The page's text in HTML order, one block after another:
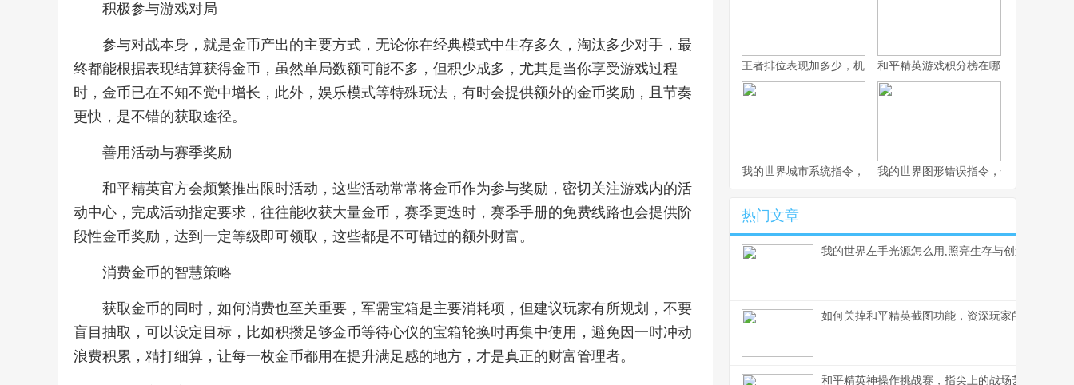
积极参与游戏对局
参与对战本身，就是金币产出的主要方式，无论你在经典模式中生存多久，淘汰多少对手，最
终都能根据表现结算获得金币，虽然单局数额可能不多，但积少成多，尤其是当你享受游戏过程
时，金币已在不知不觉中增长，此外，娱乐模式等特殊玩法，有时会提供额外的金币奖励，且节奏
更快，是不错的获取途径。
善用活动与赛季奖励
和平精英官方会频繁推出限时活动，这些活动常常将金币作为参与奖励，密切关注游戏内的活
动中心，完成活动指定要求，往往能收获大量金币，赛季更迭时，赛季手册的免费线路也会提供阶
段性金币奖励，达到一定等级即可领取，这些都是不可错过的额外财富。
消费金币的智慧策略
获取金币的同时，如何消费也至关重要，军需宝箱是主要消耗项，但建议玩家有所规划，不要
盲目抽取，可以设定目标，比如积攒足够金币等待心仪的宝箱轮换时再集中使用，避免因一时冲动
浪费积累，精打细算，让每一枚金币都用在提升满足感的地方，才是真正的财富管理者。
王者排位表现加多少，机制解析与实战心得和平精英游戏积分榜在哪，探寻竞技之
我的世界城市系统指令，一座虚拟城市的诞生与成长副标题
我的世界图形错误指令，一场意料之外
热门文章
我的世界左手光源怎么用,照亮生存与创造之路
如何关掉和平精英截图功能，资深玩家的操作心得
和平精英神操作挑战赛，指尖上的战场艺术